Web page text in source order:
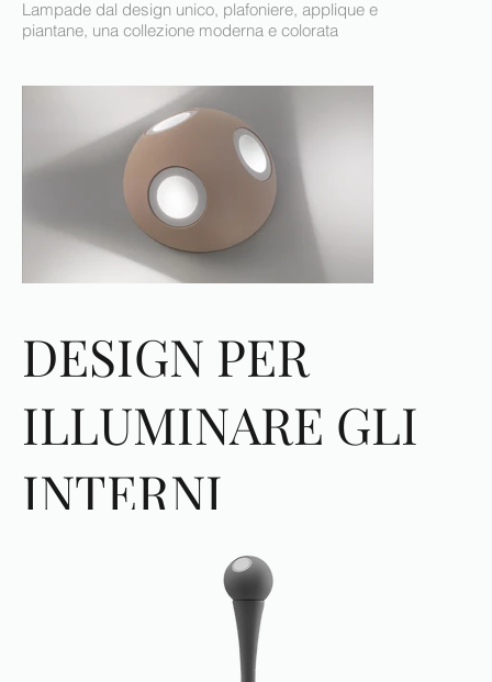
DESIGN PER
ILLUMINARE GLI
INTERNI
murale nei colori sabbia, bianco e antracite e diffusore in
Personalizzabile e predisposto per essere colorato a piacere.
Lampade dal design unico, plafoniere, applique e
piantane, una collezione moderna e colorata